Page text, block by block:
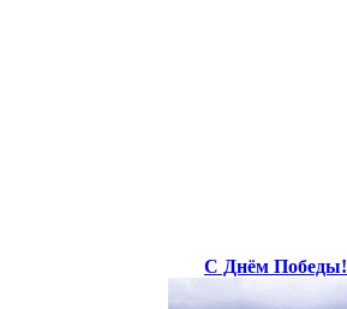
С Днём Победы!